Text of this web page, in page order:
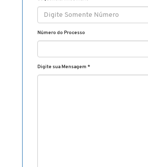
Número do Processo
Digite sua Mensagem *